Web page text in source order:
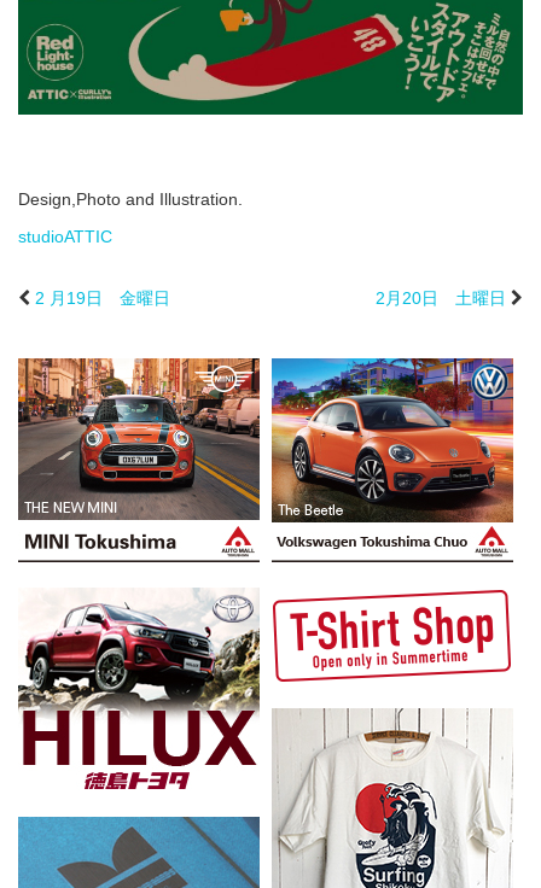
Design,Photo and Illustration.
studioATTIC
2 月19日 金曜日 2月20日 土曜日